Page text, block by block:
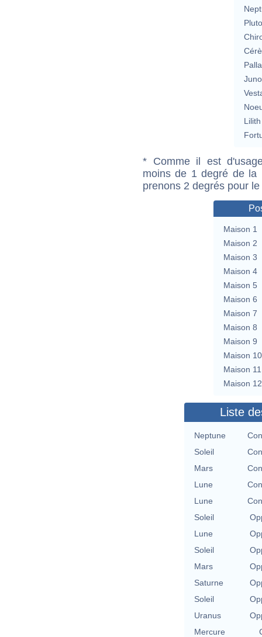
Lilith
* Comme il est
moins de 1 degré de la
prenons 2 degrés pour
Maison 1
Maison 2
Maison 3
Maison 4
Maison 5
Maison 6
Maison 7
Maison 8
Maison 9
Maison 10
Maison 11
Maison 12
Liste
Neptune
Soleil
Mars
Lune
Lune
Soleil
Lune
Soleil
Mars
Saturne
Soleil
Uranus
Mercure